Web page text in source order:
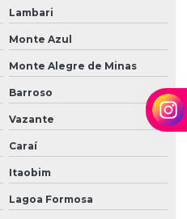
Lambari
Monte Azul
Monte Alegre de Minas
Barroso
Vazante
Caraí
Itaobim
Lagoa Formosa